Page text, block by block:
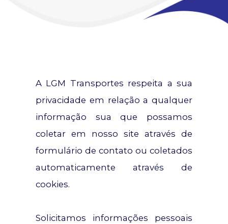
A LGM Transportes respeita a sua
privacidade em relação a qualquer
informação sua que possamos
coletar em nosso site através de
formulário de contato ou coletados
automaticamente através de
cookies.
Solicitamos informações pessoais